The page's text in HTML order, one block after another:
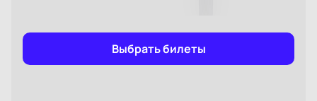
Выбрать билеты